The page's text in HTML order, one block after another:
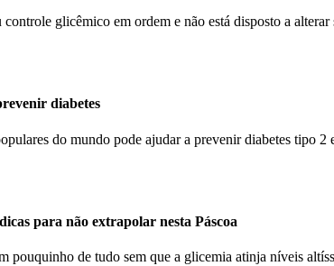
controle glicêmico em ordem e não está disposto a
diabetes
do mundo pode ajudar a prevenir diabetes tipo
para não extrapolar nesta Páscoa
pouquinho de tudo sem que a glicemia atinja níveis